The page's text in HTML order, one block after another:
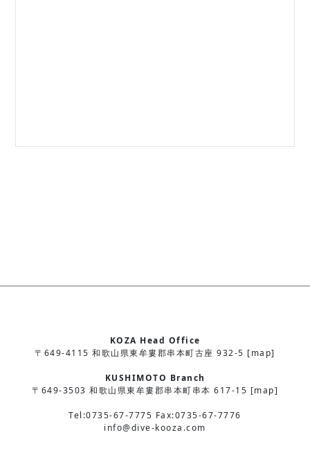
KOZA Head Office
〒649-4115 和歌山県東牟婁郡串本町古座 932-5 [map]
KUSHIMOTO Branch
〒649-3503 和歌山県東牟婁郡串本町串本 617-15 [map]
Tel:0735-67-7775 Fax:0735-67-7776
info@dive-kooza.com